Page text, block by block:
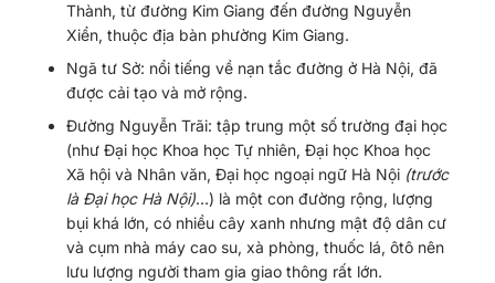
Thành, từ đường Kim Giang đến đường Nguyễn
Xiển, thuộc địa bàn phường Kim Giang.
Ngã tư Sở: nổi tiếng về nạn tắc đường ở Hà Nội, đã
được cải tạo và mở rộng.
Đường Nguyễn Trãi: tập trung một số trường đại học
(như Đại học Khoa học Tự nhiên, Đại học Khoa học
Xã hội và Nhân văn, Đại học ngoại ngữ Hà Nội (trước
là Đại học Hà Nội)…) là một con đường rộng, lượng
bụi khá lớn, có nhiều cây xanh nhưng mật độ dân cư
và cụm nhà máy cao su, xà phòng, thuốc lá, ôtô nên
lưu lượng người tham gia giao thông rất lớn.